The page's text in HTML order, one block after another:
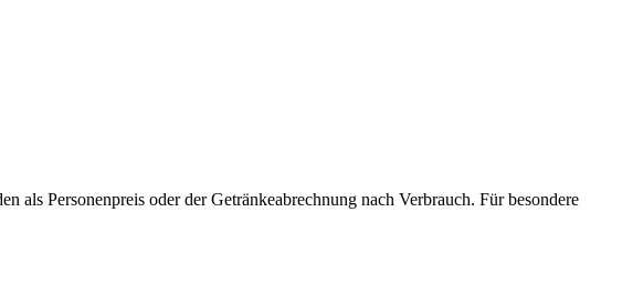
Personenpreis oder der Getränkeabrechnung nach Verbrauch. Für besondere